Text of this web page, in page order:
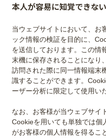
本人が容易に知覚できな
当ウェブサイトにおいて、お
ック情報の検証を目的に、
を送信しております。この情
末機に保存されることになり
訪問された際に同一情報端末
識することができます。
ーザー分析に限定して使用い
なお、お客様が当ウェブサイ
Cookieを用いても単独では個
がお客様の個人情報を得るこ